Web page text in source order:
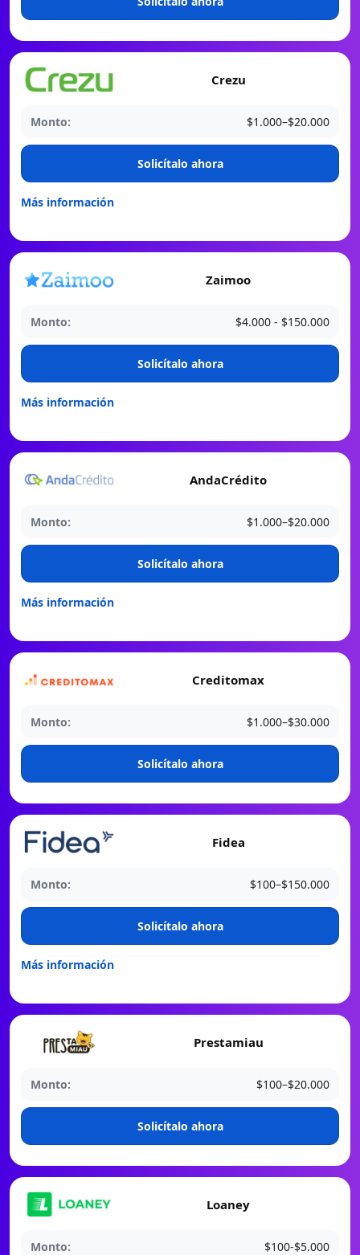
Crezu
Monto: $1.000–$20.000
️Solicítalo ahora
Más información
Zaimoo
Monto: $4.000 - $150.000
️Solicítalo ahora
Más información
AndaCrédito
Monto: $1.000–$20.000
️Solicítalo ahora
Más información
Creditomax
Monto: $1.000–$30.000
️Solicítalo ahora
Fidea
Monto: $100–$150.000
️Solicítalo ahora
Más información
Prestamiau
Monto: $100–$20.000
️Solicítalo ahora
Loaney
Monto: $100-$5.000